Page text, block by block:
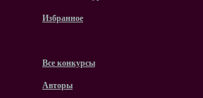
Избранное
Все конкурсы
Авторы